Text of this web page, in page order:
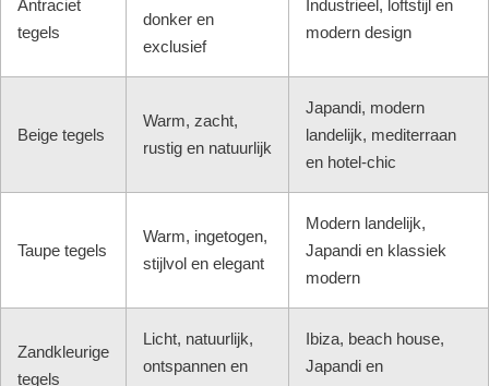
Antraciet
tegels
donker en
exclusief
Industrieel, loftstijl en
modern design
Beige tegels
Warm, zacht,
rustig en natuurlijk
Japandi, modern
landelijk, mediterraan
en hotel-chic
Taupe tegels
Warm, ingetogen,
stijlvol en elegant
Modern landelijk,
Japandi en klassiek
modern
Zandkleurige
tegels
Licht, natuurlijk,
ontspannen en
Ibiza, beach house,
Japandi en